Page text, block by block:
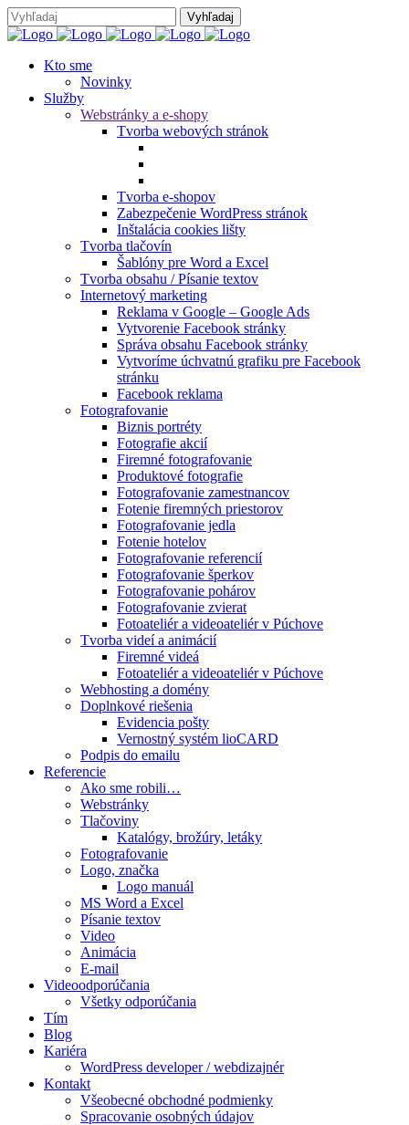
Kto sme
Novinky
Služby
Webstránky a e-shopy
Tvorba webových stránok
Tvorba e-shopov
Zabezpečenie WordPress stránok
Inštalácia cookies lišty
Tvorba tlačovín
Šablóny pre Word a Excel
Tvorba obsahu / Písanie textov
Internetový marketing
Reklama v Google – Google Ads
Vytvorenie Facebook stránky
Správa obsahu Facebook stránky
Vytvoríme úchvatnú grafiku pre Facebook
stránku
Facebook reklama
Fotografovanie
Biznis portréty
Fotografie akcií
Firemné fotografovanie
Produktové fotografie
Fotografovanie zamestnancov
Fotenie firemných priestorov
Fotografovanie jedla
Fotenie hotelov
Fotografovanie referencií
Fotografovanie šperkov
Fotografovanie pohárov
Fotografovanie zvierat
Fotoateliér a videoateliér v Púchove
Tvorba videí a animácií
Firemné videá
Fotoateliér a videoateliér v Púchove
Webhosting a domény
Doplnkové riešenia
Evidencia pošty
Vernostný systém lioCARD
Podpis do emailu
Referencie
Ako sme robili…
Webstránky
Tlačoviny
Katalógy, brožúry, letáky
Fotografovanie
Logo, značka
Logo manuál
MS Word a Excel
Písanie textov
Video
Animácia
E-mail
Videoodporúčania
Všetky odporúčania
Tím
Blog
Kariéra
WordPress developer / webdizajnér
Kontakt
Všeobecné obchodné podmienky
Spracovanie osobných údajov